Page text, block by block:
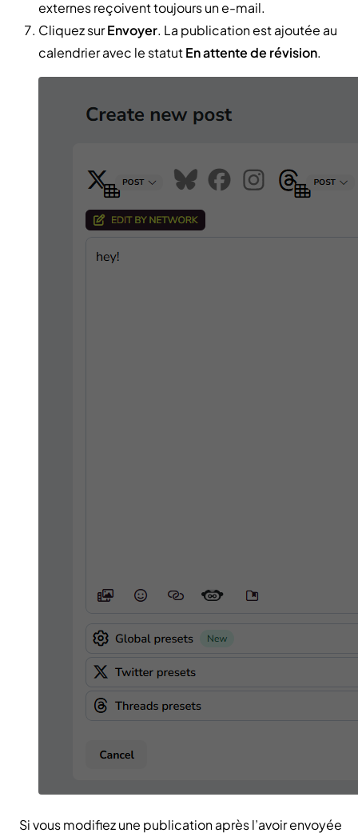
externes reçoivent toujours un e-mail.
Cliquez surEnvoyer. La publication est ajoutée au
calendrier avec le statutEn attente de révision.
Si vous modifiez une publication après l’avoir envoyée